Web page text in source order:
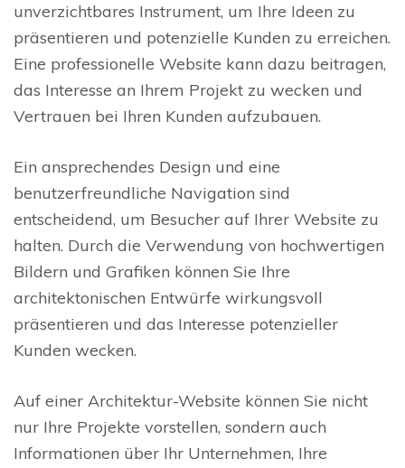
unverzichtbares Instrument, um Ihre Ideen zu
präsentieren und potenzielle Kunden zu erreichen.
Eine professionelle Website kann dazu beitragen,
das Interesse an Ihrem Projekt zu wecken und
Vertrauen bei Ihren Kunden aufzubauen.
Ein ansprechendes Design und eine
benutzerfreundliche Navigation sind
entscheidend, um Besucher auf Ihrer Website zu
halten. Durch die Verwendung von hochwertigen
Bildern und Grafiken können Sie Ihre
architektonischen Entwürfe wirkungsvoll
präsentieren und das Interesse potenzieller
Kunden wecken.
Auf einer Architektur-Website können Sie nicht
nur Ihre Projekte vorstellen, sondern auch
Informationen über Ihr Unternehmen, Ihre